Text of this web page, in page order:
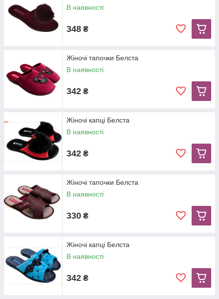
В наявності
348 ₴
Жіночі тапочки Белста
В наявності
342 ₴
Жіночi капці Белста
В наявності
342 ₴
Жіночі тапочки Белста
В наявності
330 ₴
Жіночi капці Белста
В наявності
342 ₴